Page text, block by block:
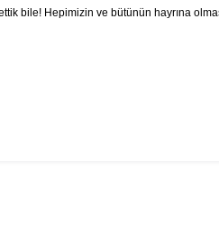
bile! Hepimizin ve bütünün hayrına